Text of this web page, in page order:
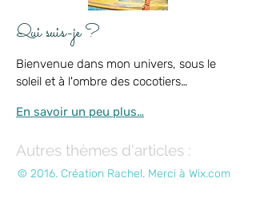
Qui suis-je ?
Bienvenue dans mon univers, sous le
soleil et à l'ombre des cocotiers…
En savoir un peu plus…
Autres thèmes d'articles :
© 2016. Création Rachel. Merci à Wix.com